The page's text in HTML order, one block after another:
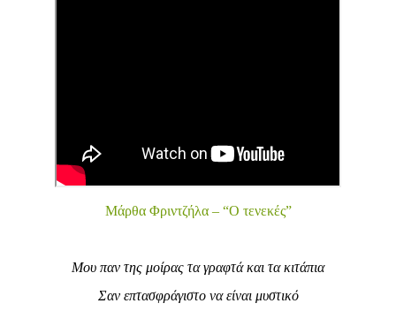
Μάρθα Φριντζήλα – “Ο τενεκές”
Μου παν της μοίρας τα γραφτά και τα κιτάπια
Σαν επτασφράγιστο να είναι μυστικό